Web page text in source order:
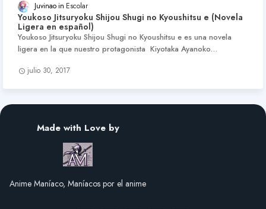
Juvinao Escolar
Youkoso Jitsuryoku Shijou Shugi no Kyoushitsu e (Novela
Ligera en español)
Youkoso Jitsuryoku Shijou Shugi no Kyoushitsu e es una novela
ligera en la que nuestro protagonista Kiyotaka Ayanoko…
julio 30, 2017
Made with Love by
Anime Maníaco, Maníacos por el anime